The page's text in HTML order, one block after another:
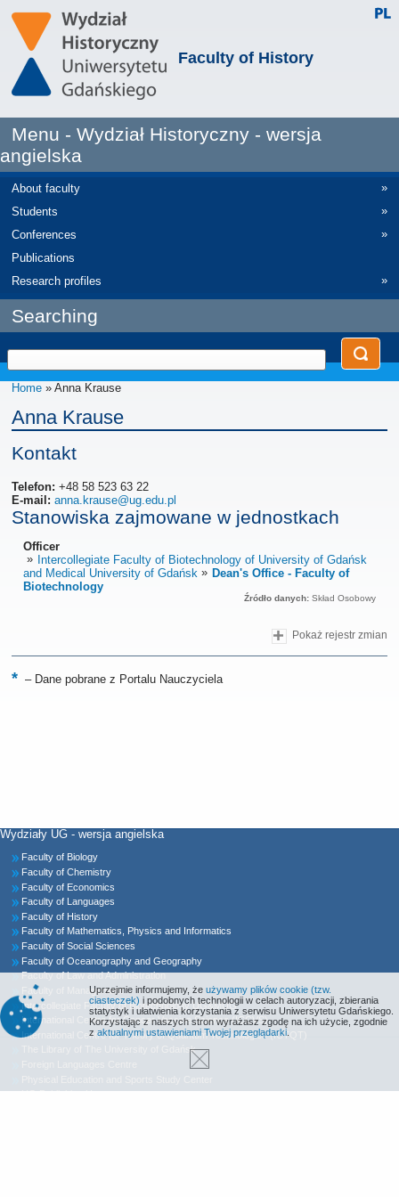
Faculty of History
Menu - Wydział Historyczny - wersja
angielska
About faculty
»
Students
»
Conferences
»
Publications
Research profiles
»
Searching
Home » Anna Krause
Anna Krause
Kontakt
Telefon: +48 58 523 63 22
E-mail: anna.krause@ug.edu.pl
Stanowiska zajmowane w jednostkach
Officer
Intercollegiate Faculty of Biotechnology of University of Gdańsk
and Medical University of Gdańsk
Dean's Office - Faculty of
Biotechnology
Źródło danych: Skład Osobowy
Pokaż rejestr zmian
–Dane pobrane z Portalu Nauczyciela
Wydziały UG - wersja angielska
Faculty of Biology
Faculty of Chemistry
Faculty of Economics
Faculty of Languages
Faculty of History
Faculty of Mathematics, Physics and Informatics
Faculty of Social Sciences
Faculty of Oceanography and Geography
Faculty of Law and Administration
Faculty of Management
Intercollegiate Faculty of Biotechnology UG&MUG
International Centre for Cancer Vaccine Science (ICCVS)
International Centre for Theory of Quantum Technologies (ICTQT)
The Library of The University of Gdańsk
UG Publishing House
Uprzejmie informujemy, że używamy plików cookie (tzw.
ciasteczek) i podobnych technologii w celach autoryzacji, zbierania
statystyk i ułatwienia korzystania z serwisu Uniwersytetu Gdańskiego.
Korzystając z naszych stron wyrażasz zgodę na ich użycie, zgodnie
z aktualnymi ustawieniami Twojej przeglądarki